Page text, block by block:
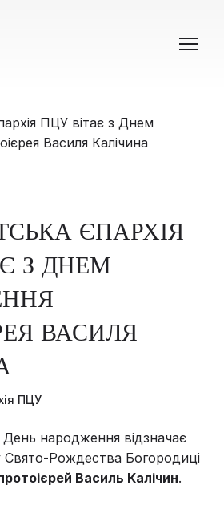
ЄПАРХІЯ
З ДНЕМ
ВАСИЛЯ
ПЦУ
День народження відзначає
Свято-Рождества Богородиці
Василь Калічин.